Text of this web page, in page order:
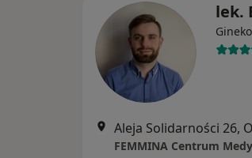
lek.
Aleja Solidarności 26,
FEMMINA Centrum